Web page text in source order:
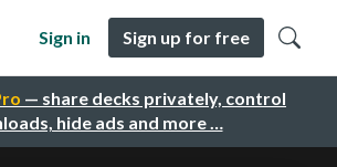
— share decks privately, control
hide ads and more …
Sign in Sign up for free